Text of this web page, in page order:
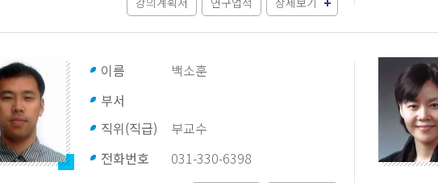
이름
백소훈
부서
직위(직급)
부교수
전화번호
031-330-6398